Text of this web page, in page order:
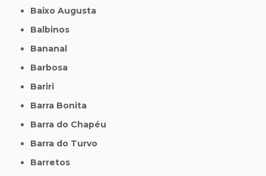
Baixo Augusta
Balbinos
Bananal
Barbosa
Bariri
Barra Bonita
Barra do Chapéu
Barra do Turvo
Barretos